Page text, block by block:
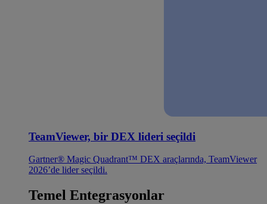
TeamViewer, bir DEX lideri seçildi
Gartner® Magic Quadrant™ DEX araçlarında, TeamViewer
2026’de lider seçildi.
Temel Entegrasyonlar